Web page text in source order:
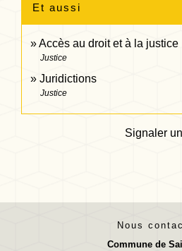
Et aussi
Accès au droit et à la justice
Justice
Juridictions
Justice
Signaler
Nous
Commune de